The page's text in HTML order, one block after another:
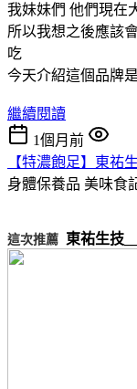
我妹妹們 他們現在
所以我想之後應該
吃
今天介紹這個品牌
繼續閱讀
1個月前
【特濃飽足】東祐
身體保養品 美味食
這次推薦 東祐生技